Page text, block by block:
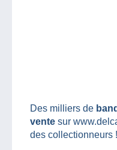
Des milliers de
vente sur
des collectionneurs !